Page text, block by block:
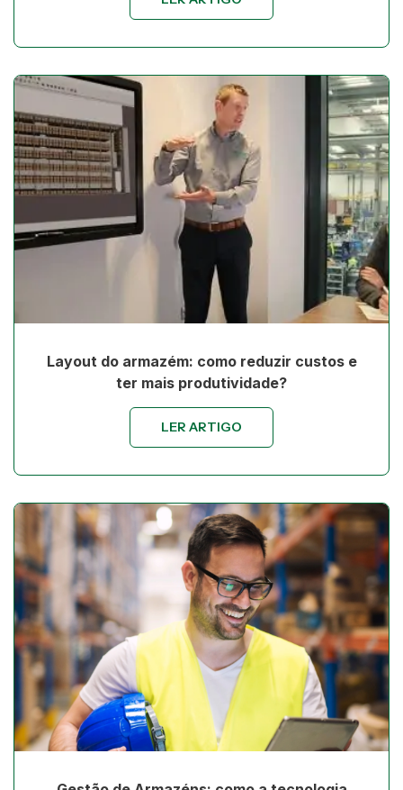
Layout do armazém: como reduzir custos e
ter mais produtividade?
LER ARTIGO